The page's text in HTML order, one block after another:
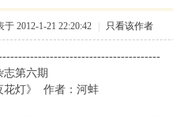
于 2012-1-21 22:20:42 只看该作者
志第六期
花灯》 作者：河蚌